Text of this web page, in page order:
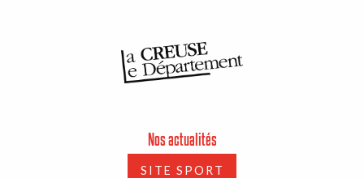
Nos actualités
SITE SPORT